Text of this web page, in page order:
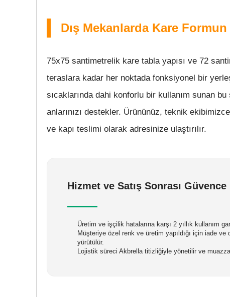
Dış Mekanlarda Kare
75x75 santimetrelik kare tabla yapısı ve 72
teraslara kadar her noktada fonksiyonel bir
sıcaklarında dahi konforlu bir kullanım sunan
anlarınızı destekler. Ürününüz, teknik
ve kapı teslimi olarak adresinize ulaştırılır.
Hizmet ve Satış Sonrası Güvence
Üretim ve işçilik hatalarına karşı 2 yıllık kullanım
Müşteriye özel renk ve üretim yapıldığı için iade
yürütülür.
Lojistik süreci Akbrella titizliğiyle yönetilir ve